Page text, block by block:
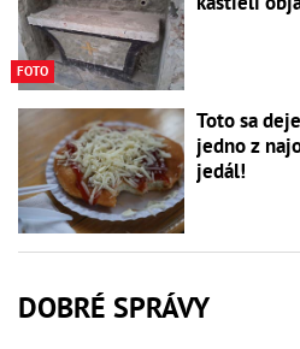
FOTO
Toto sa
jedno z
jedál!
DOBRÉ SPRÁVY